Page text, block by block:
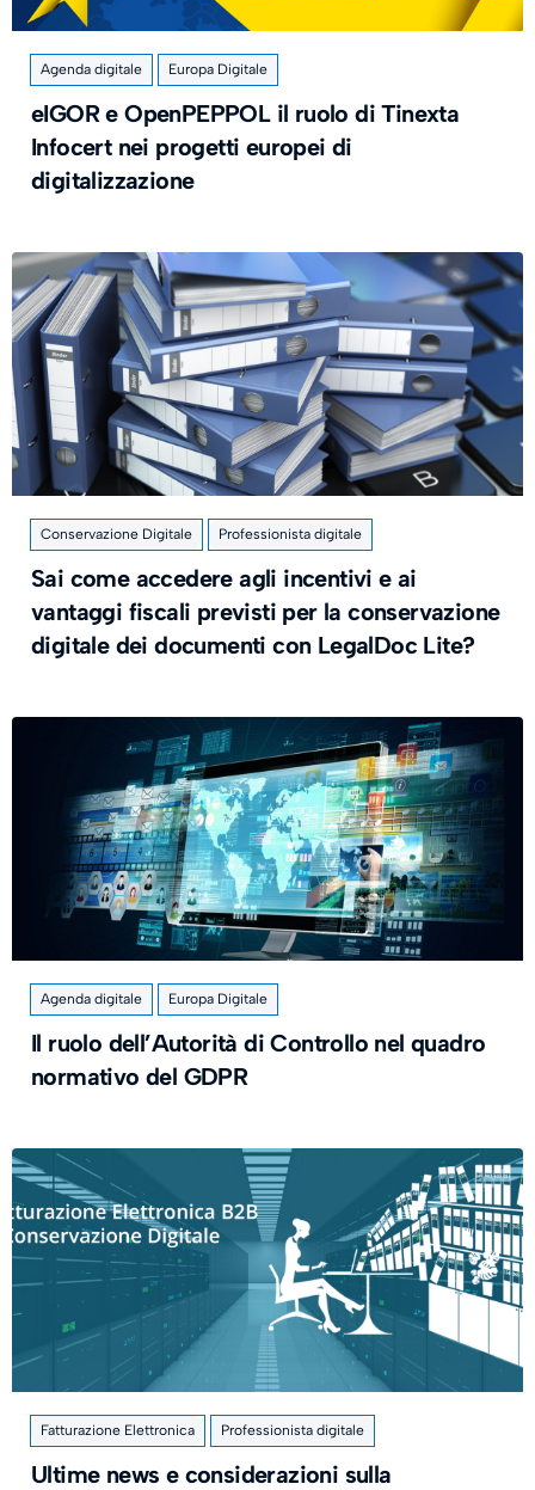
Agenda digitale Europa Digitale
eIGOR e OpenPEPPOL il ruolo di Tinexta
Infocert nei progetti europei di
digitalizzazione
Conservazione Digitale Professionista digitale
Sai come accedere agli incentivi e ai
vantaggi fiscali previsti per la conservazione
digitale dei documenti con LegalDoc Lite?
Agenda digitale Europa Digitale
Il ruolo dell’Autorità di Controllo nel quadro
normativo del GDPR
Fatturazione Elettronica Professionista digitale
Ultime news e considerazioni sulla